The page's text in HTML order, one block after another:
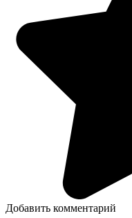
Добавить комментарий